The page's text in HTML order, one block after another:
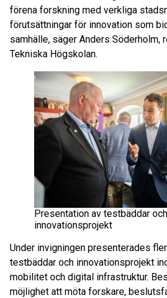
förena forskning med verkliga
förutsättningar för innovation som
samhälle, säger Anders Söderholm,
Tekniska Högskolan.
Presentation av testbäddar och
innovationsprojekt
Under invigningen presenterades
testbäddar och innovationsprojekt
mobilitet och digital infrastruktur.
möjlighet att möta forskare,